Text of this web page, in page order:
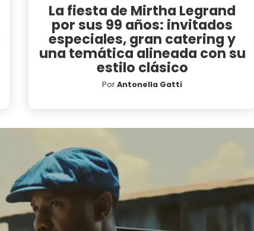
La fiesta de Mirtha Legrand
por sus 99 años: invitados
especiales, gran catering y
una temática alineada con su
estilo clásico
PorAntonella Gatti